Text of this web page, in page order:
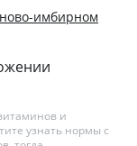
имбирном
и
узнать нормы с